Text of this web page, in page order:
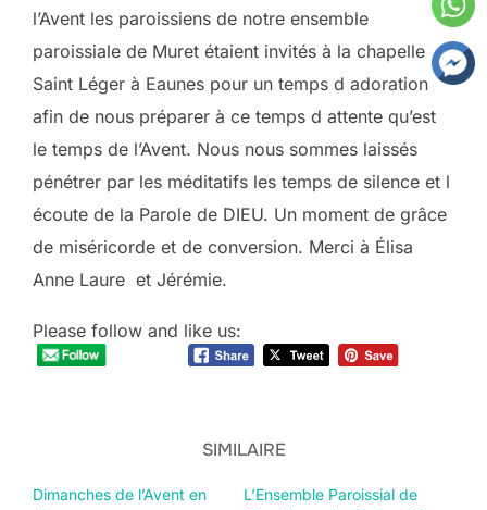
l’Avent les paroissiens de notre ensemble
paroissiale de Muret étaient invités à la chapelle
Saint Léger à Eaunes pour un temps d adoration
afin de nous préparer à ce temps d attente qu’est
le temps de l’Avent. Nous nous sommes laissés
pénétrer par les méditatifs les temps de silence et l
écoute de la Parole de DIEU. Un moment de grâce
de miséricorde et de conversion. Merci à Élisa
Anne Laure et Jérémie.
Please follow and like us:
SIMILAIRE
Dimanches de l’Avent en
L’Ensemble Paroissial de